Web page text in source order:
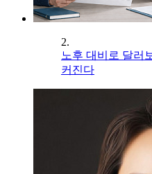
2.
노후 대비로 달러
커진다